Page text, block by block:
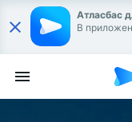
Атласбас
В